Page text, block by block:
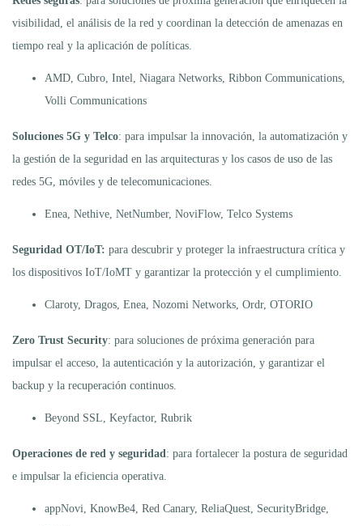
visibilidad, el análisis de la red y coordinan la detección de amenazas en
tiempo real y la aplicación de políticas.
AMD, Cubro, Intel, Niagara Networks, Ribbon Communications,
Volli Communications
Soluciones 5G y Telco: para impulsar la innovación, la automatización y
la gestión de la seguridad en las arquitecturas y los casos de uso de las
redes 5G, móviles y de telecomunicaciones.
Enea, Nethive, NetNumber, NoviFlow, Telco Systems
Seguridad OT/IoT: para descubrir y proteger la infraestructura crítica y
los dispositivos IoT/IoMT y garantizar la protección y el cumplimiento.
Claroty, Dragos, Enea, Nozomi Networks, Ordr, OTORIO
Zero Trust Security: para soluciones de próxima generación para
impulsar el acceso, la autenticación y la autorización, y garantizar el
backup y la recuperación continuos.
Beyond SSL, Keyfactor, Rubrik
Operaciones de red y seguridad : para fortalecer la postura de seguridad
e impulsar la eficiencia operativa.
appNovi, KnowBe4, Red Canary, ReliaQuest, SecurityBridge,